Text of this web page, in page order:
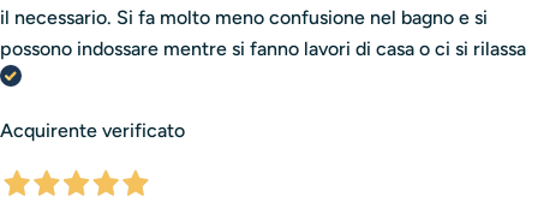
il necessario. Si fa molto meno confusione nel bagno e si
possono indossare mentre si fanno lavori di casa o ci si rilassa
Acquirente verificato